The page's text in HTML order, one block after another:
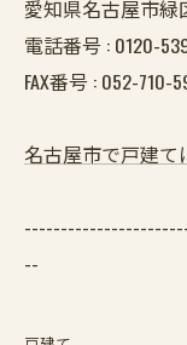
愛知県名古屋市緑
電話番号 : 0120-
FAX番号 : 052-710-
名古屋市で戸建て
--